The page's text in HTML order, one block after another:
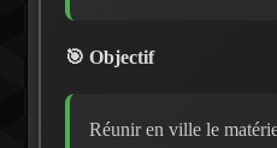
🎯 Objectif
Réunir en ville le